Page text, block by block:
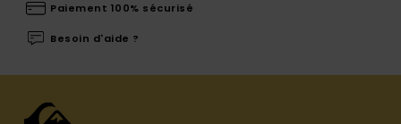
Paiement 100% sécurisé
Besoin d'aide ?